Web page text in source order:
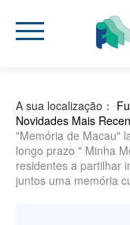
A sua localização：
Novidades Mais
"Memória de Macau"
longo prazo " Minha
residentes a partilhar
juntos uma memória